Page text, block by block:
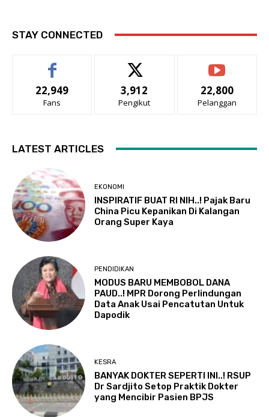
STAY CONNECTED
22,949
Fans
3,912
Pengikut
22,800
Pelanggan
LATEST ARTICLES
EKONOMI
INSPIRATIF BUAT RI NIH..! Pajak Baru
China Picu Kepanikan Di Kalangan
Orang Super Kaya
PENDIDIKAN
MODUS BARU MEMBOBOL DANA
PAUD..! MPR Dorong Perlindungan
Data Anak Usai Pencatutan Untuk
Dapodik
KESRA
BANYAK DOKTER SEPERTI INI..! RSUP
Dr Sardjito Setop Praktik Dokter
yang Mencibir Pasien BPJS